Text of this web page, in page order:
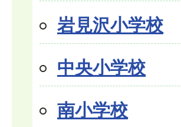
岩見沢小学校
中央小学校
南小学校